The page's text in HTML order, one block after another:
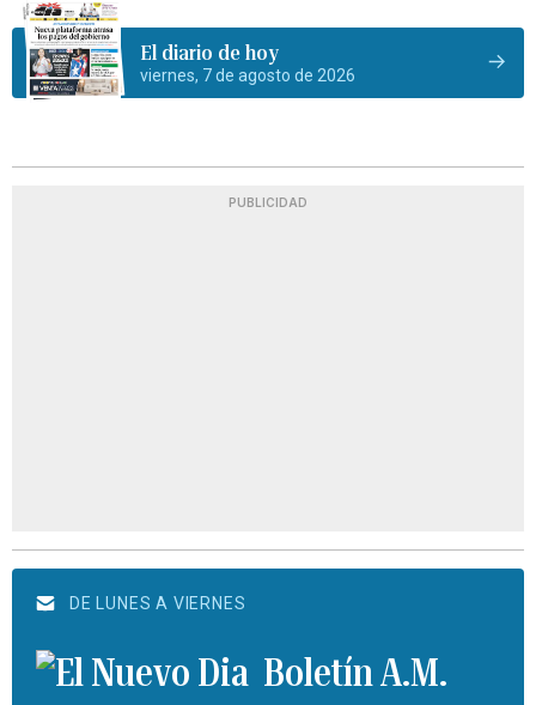
El diario de hoy
viernes, 7 de agosto de 2026
PUBLICIDAD
DE LUNES A VIERNES
Boletín A.M.